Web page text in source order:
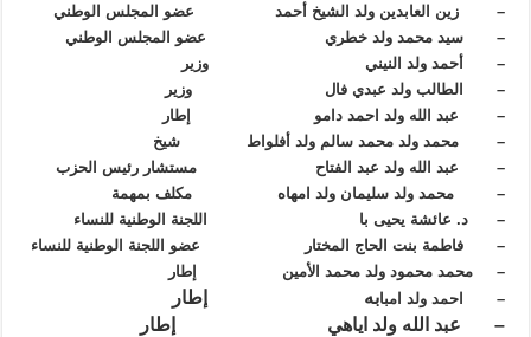
– زين العابدين ولد الشيخ أحمد عضو المجلس الوطني
– سيد محمد ولد خطري عضو المجلس الوطني
– أحمد ولد النيني وزير
– الطالب ولد عبدي فال وزير
– عبد الله ولد احمد دامو إطار
– محمد ولد محمد سالم ولد أفلواط شيخ
– عبد الله ولد عبد الفتاح مستشار رئيس الحزب
– محمد ولد سليمان ولد امهاه مكلف بمهمة
– د. عائشة يحيى با اللجنة الوطنية للنساء
– فاطمة بنت الحاج المختار عضو اللجنة الوطنية للنساء
– محمد محمود ولد محمد الأمين إطار
– احمد ولد امبابه إطار
– عبد الله ولد اياهي إطار